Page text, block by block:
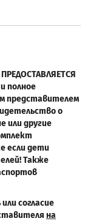
полное
представителем
о
или другие
если дети
Также
согласие
на